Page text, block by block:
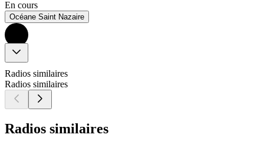
En cours
Océane Saint Nazaire
Radios similaires
Radios similaires
Radios similaires